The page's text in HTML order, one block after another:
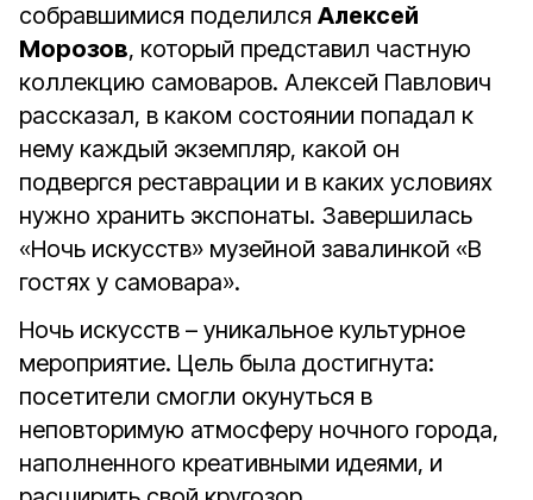
собравшимися поделился Алексей
Морозов, который представил частную
коллекцию самоваров. Алексей Павлович
рассказал, в каком состоянии попадал к
нему каждый экземпляр, какой он
подвергся реставрации и в каких условиях
нужно хранить экспонаты. Завершилась
«Ночь искусств» музейной завалинкой «В
гостях у самовара».
Ночь искусств – уникальное культурное
мероприятие. Цель была достигнута:
посетители смогли окунуться в
неповторимую атмосферу ночного города,
наполненного креативными идеями, и